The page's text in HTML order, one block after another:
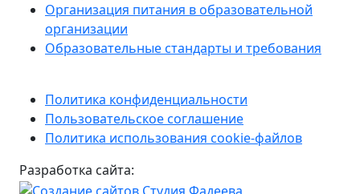
Организация питания в образовательной
организации
Образовательные стандарты и требования
Политика конфиденциальности
Пользовательское соглашение
Политика использования cookie-файлов
Разработка сайта: